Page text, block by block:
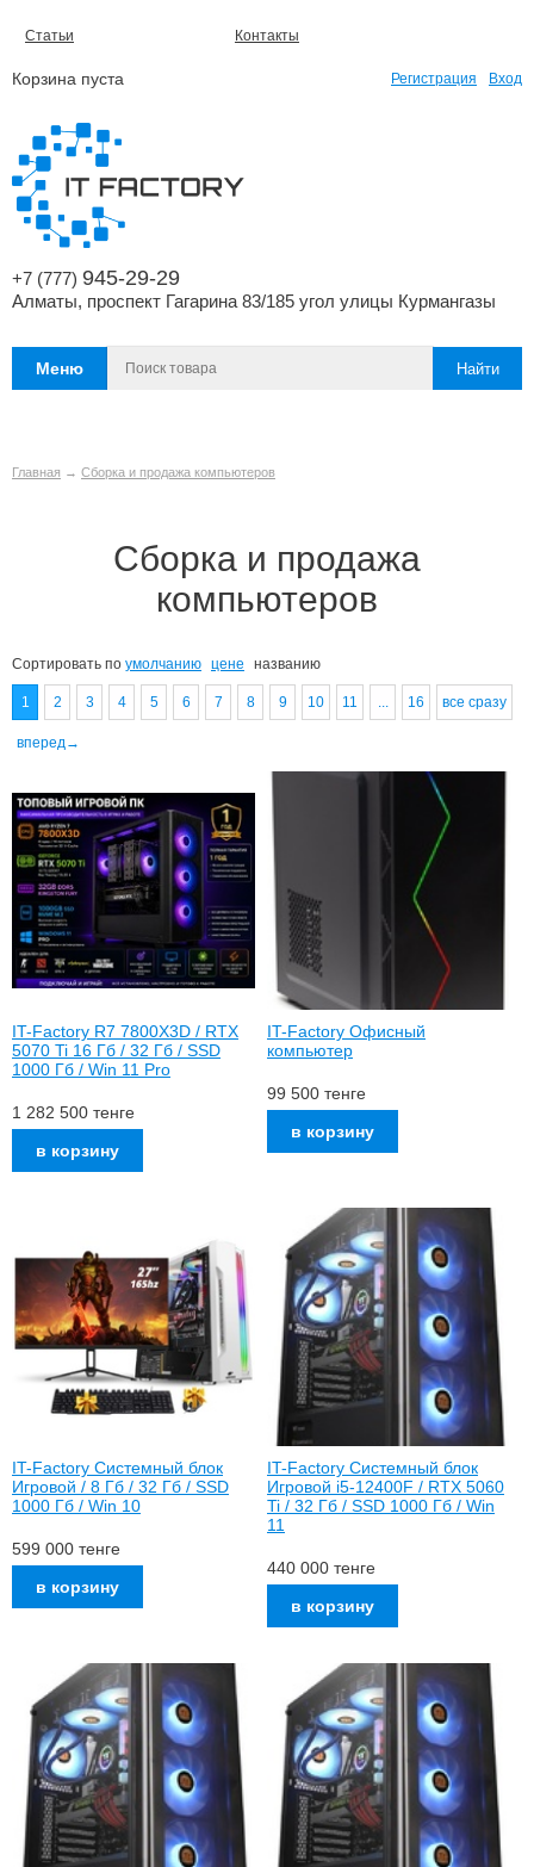
Статьи Контакты
Корзина пуста Регистрация Вход
+7 (777) 945-29-29
Алматы, проспект Гагарина 83/185 угол улицы Курмангазы
Меню
Главная → Сборка и продажа компьютеров
Сборка и продажа
компьютеров
Сортировать по умолчанию цене названию
1 2 3 4 5 6 7 8 9 10 11 ... 16 все сразу
вперед→
IT-Factory R7 7800X3D / RTX
5070 Ti 16 Гб / 32 Гб / SSD
1000 Гб / Win 11 Pro
1 282 500 тенге
IT-Factory Офисный
компьютер
99 500 тенге
IT-Factory Системный блок
Игровой / 8 Гб / 32 Гб / SSD
1000 Гб / Win 10
599 000 тенге
IT-Factory Системный блок
Игровой i5-12400F / RTX 5060
Ti / 32 Гб / SSD 1000 Гб / Win
11
440 000 тенге